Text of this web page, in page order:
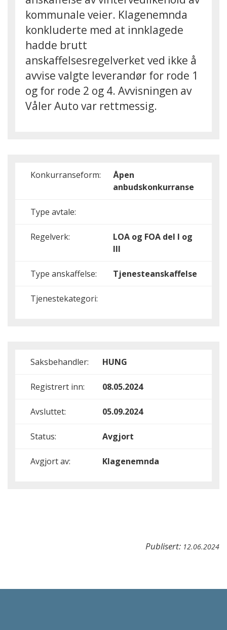
kommunale veier. Klagenemnda
konkluderte med at innklagede
hadde brutt
anskaffelsesregelverket ved ikke å
avvise valgte leverandør for rode 1
og for rode 2 og 4. Avvisningen av
Våler Auto var rettmessig.
Konkurranseform:
Åpen
anbudskonkurranse
Type avtale:
Regelverk:
LOA og FOA del I og
III
Type anskaffelse: Tjenesteanskaffelse
Tjenestekategori:
Saksbehandler: HUNG
Registrert inn: 08.05.2024
Avsluttet: 05.09.2024
Status: Avgjort
Avgjort av: Klagenemnda
Publisert: 12.06.2024